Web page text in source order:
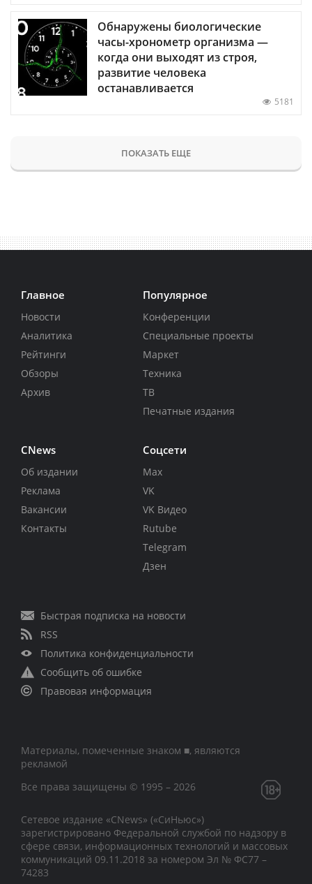
Обнаружены биологические
часы-хронометр организма —
когда они выходят из строя,
развитие человека
останавливается
5181
ПОКАЗАТЬ ЕЩЕ
Главное
Новости
Аналитика
Рейтинги
Обзоры
Архив
Популярное
Конференции
Специальные проекты
Маркет
Техника
ТВ
Печатные издания
CNews
Об издании
Реклама
Вакансии
Контакты
Соцсети
Max
VK
VK Видео
Rutube
Telegram
Дзен
Быстрая подписка на новости
RSS
Политика конфиденциальности
Сообщить об ошибке
Правовая информация
Материалы, помеченные знаком ■, являются
рекламой
Все права защищены © 1995 – 2026
Сетевое издание «CNews» («СиНьюс»)
зарегистрировано Федеральной службой по надзору в
сфере связи, информационных технологий и массовых
коммуникаций 09.11.2018 за номером Эл № ФС77 –
74283